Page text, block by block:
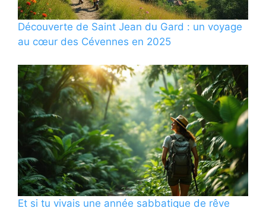
Découverte de Saint Jean du Gard : un voyage
au cœur des Cévennes en 2025
Et si tu vivais une année sabbatique de rêve